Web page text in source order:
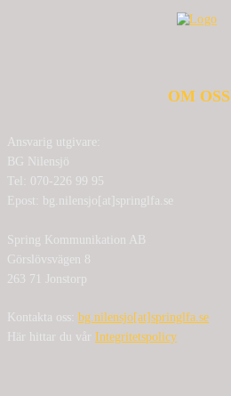
OM OSS
Ansvarig utgivare:
BG Nilensjö
Tel: 070-226 99 95
Epost: bg.nilensjo[at]springlfa.se
Spring Kommunikation AB
Görslövsvägen 8
263 71 Jonstorp
Kontakta oss: bg.nilensjo[at]springlfa.se
Här hittar du vår Integritetspolicy